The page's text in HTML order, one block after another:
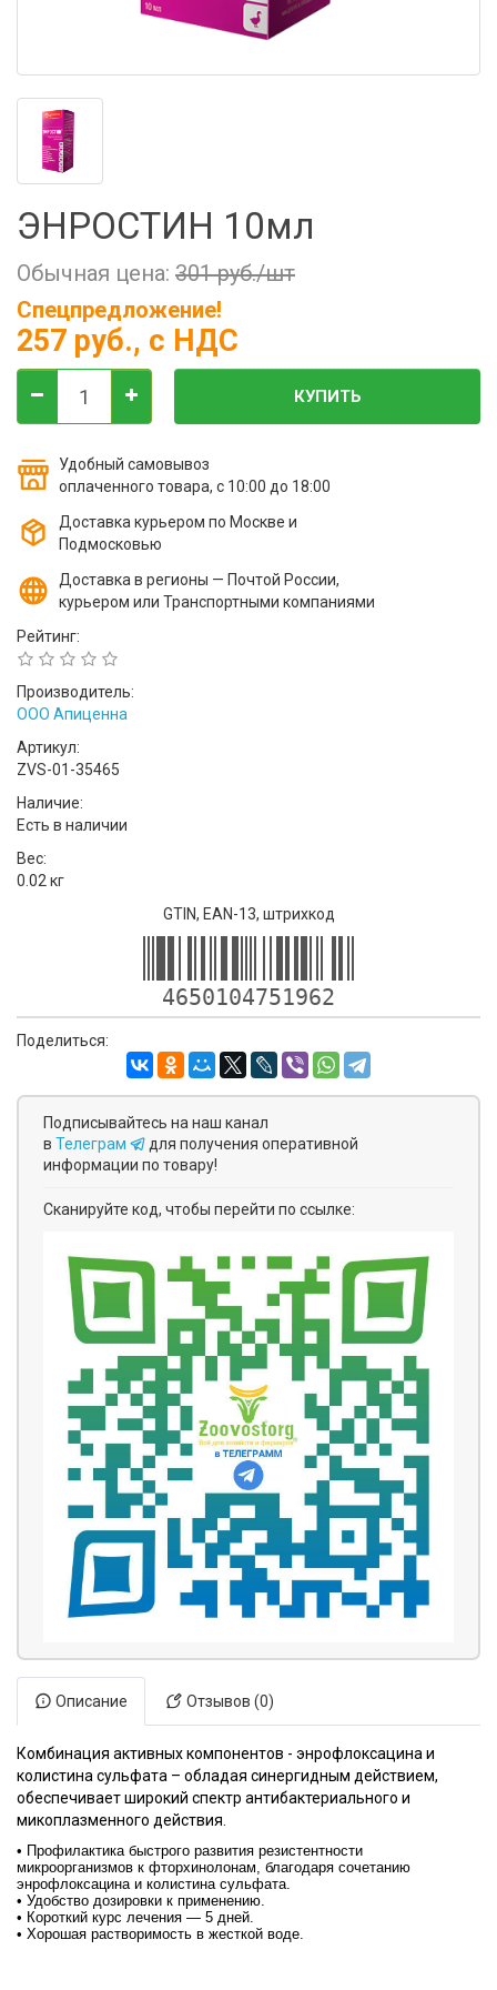
ЭНРОСТИН 10мл
Обычная цена: 301 руб./шт
Спецпредложение!
257 руб., с НДС
КУПИТЬ
Удобный самовывоз
оплаченного товара, с 10:00 до 18:00
Доставка курьером по Москве и
Подмосковью
Доставка в регионы — Почтой России,
курьером или Транспортными компаниями
Рейтинг:
Производитель:
ООО Апиценна
Артикул:
ZVS-01-35465
Наличие:
Есть в наличии
Вес:
0.02 кг
GTIN, EAN-13, штрихкод
4650104751962
Поделиться:
Подписывайтесь на наш канал
в Телеграм
для получения оперативной
информации по товару!
Сканируйте код, чтобы перейти по ссылке:
Описание Отзывов (0)
Комбинация активных компонентов - энрофлоксацина и
колистина сульфата – обладая синергидным действием,
обеспечивает широкий спектр антибактериального и
микоплазменного действия.
• Профилактика быстрого развития резистентности
микроорганизмов к фторхинолонам, благодаря сочетанию
энрофлоксацина и колистина сульфата.
• Удобство дозировки к применению.
• Короткий курс лечения — 5 дней.
• Хорошая растворимость в жесткой воде.
Фильтры молочные
Электронная маркировка коров